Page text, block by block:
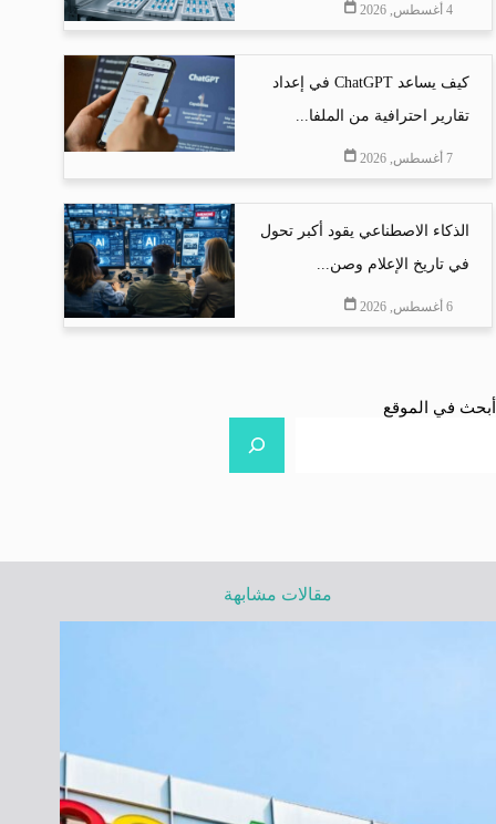
4 أغسطس, 2026
كيف يساعد ChatGPT في إعداد
تقارير احترافية من الملفا...
7 أغسطس, 2026
الذكاء الاصطناعي يقود أكبر تحول
في تاريخ الإعلام وصن...
6 أغسطس, 2026
أبحث في الموقع
مقالات مشابهة